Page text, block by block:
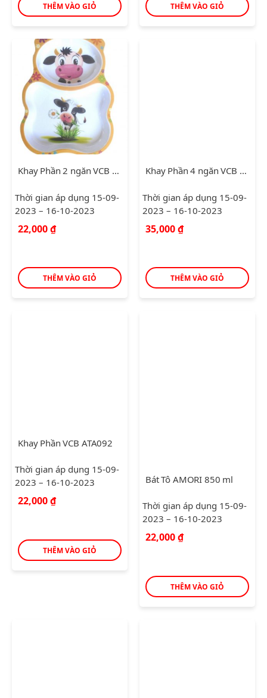
THÊM VÀO GIỎ THÊM VÀO GIỎ
Khay Phần 2 ngăn VCB A033B
Thời gian áp dụng 15-09-
2023 – 16-10-2023
22,000₫
THÊM VÀO GIỎ
Khay Phần 4 ngăn VCB A033B
Thời gian áp dụng 15-09-
2023 – 16-10-2023
35,000₫
THÊM VÀO GIỎ
Khay Phần VCB ATA092
Thời gian áp dụng 15-09-
2023 – 16-10-2023
22,000₫
THÊM VÀO GIỎ
Bát Tô AMORI 850 ml
Thời gian áp dụng 15-09-
2023 – 16-10-2023
22,000₫
THÊM VÀO GIỎ